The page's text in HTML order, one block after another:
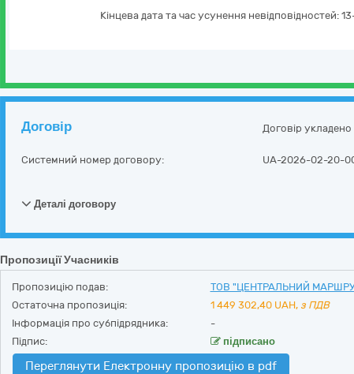
Кінцева дата та час усунення невідповідностей:
Договір Договір укладено
Системний номер договору: UA-2026-02-20-
Деталі договору
Пропозиції Учасників
Пропозицію подав: ТОВ "ЦЕНТРАЛЬНИЙ
Остаточна пропозиція:
1 449 302,40 UAH, з ПДВ
Інформація про субпідрядника:
-
Підпис:
підписано
Переглянути Електронну пропозицію в pdf